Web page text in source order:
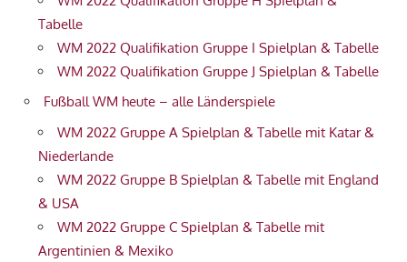
Tabelle
WM 2022 Qualifikation Gruppe I Spielplan & Tabelle
WM 2022 Qualifikation Gruppe J Spielplan & Tabelle
Fußball WM heute – alle Länderspiele
WM 2022 Gruppe A Spielplan & Tabelle mit Katar &
Niederlande
WM 2022 Gruppe B Spielplan & Tabelle mit England
& USA
WM 2022 Gruppe C Spielplan & Tabelle mit
Argentinien & Mexiko